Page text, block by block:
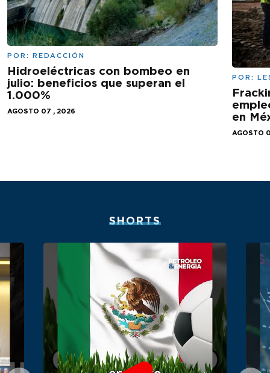
POR: REDACCIÓN
Hidroeléctricas con bombeo en
julio: beneficios que superan el
1.000%
AGOSTO 07 , 2026
POR:
en
AGOSTO
SHORTS